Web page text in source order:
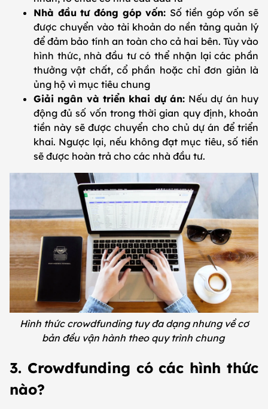
Nhà đầu tư đóng góp vốn: Số tiền góp vốn sẽ
được chuyển vào tài khoản do nền tảng quản lý
để đảm bảo tính an toàn cho cả hai bên. Tùy vào
hình thức, nhà đầu tư có thể nhận lại các phần
thưởng vật chất, cổ phần hoặc chỉ đơn giản là
ủng hộ vì mục tiêu chung
Giải ngân và triển khai dự án: Nếu dự án huy
động đủ số vốn trong thời gian quy định, khoản
tiền này sẽ được chuyển cho chủ dự án để triển
khai. Ngược lại, nếu không đạt mục tiêu, số tiền
sẽ được hoàn trả cho các nhà đầu tư.
Hình thức crowdfunding tuy đa dạng nhưng về cơ
bản đều vận hành theo quy trình chung
3. Crowdfunding có các hình thức
nào?